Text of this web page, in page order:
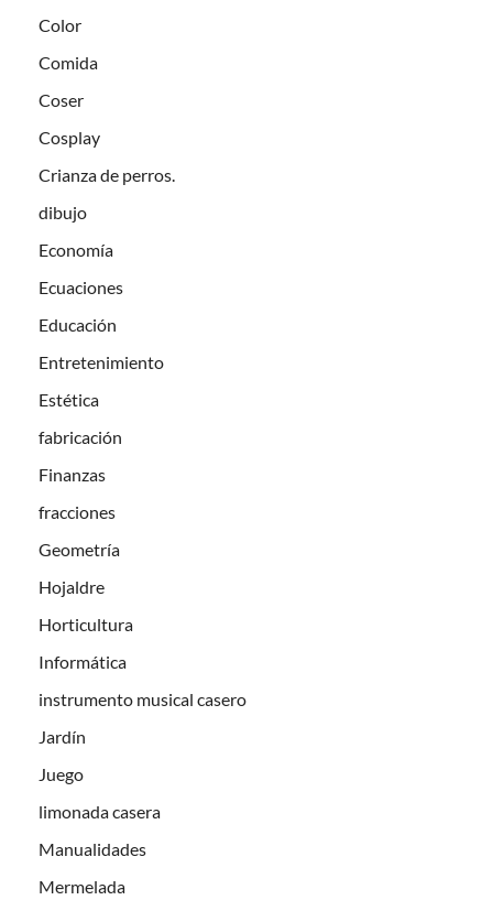
Color
Comida
Coser
Cosplay
Crianza de perros.
dibujo
Economía
Ecuaciones
Educación
Entretenimiento
Estética
fabricación
Finanzas
fracciones
Geometría
Hojaldre
Horticultura
Informática
instrumento musical casero
Jardín
Juego
limonada casera
Manualidades
Mermelada